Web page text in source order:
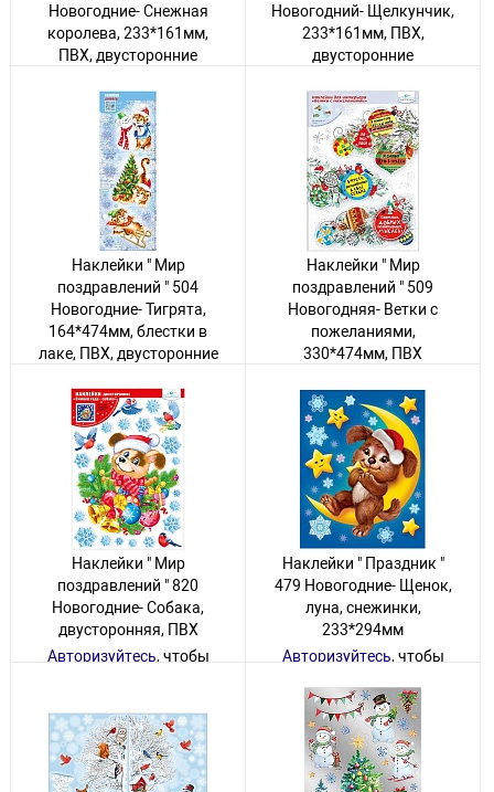
Новогодние- Снежная
королева, 233*161мм,
ПВХ, двусторонние
увидеть цену
60 товаров
Новогодний- Щелкунчик,
233*161мм, ПВХ,
двусторонние
увидеть цену
77 товаров
Наклейки " Мир
поздравлений " 504
Новогодние- Тигрята,
164*474мм, блестки в
лаке, ПВХ, двусторонние
увидеть цену
4 товара
Наклейки " Мир
поздравлений " 509
Новогодняя- Ветки с
пожеланиями,
330*474мм, ПВХ
увидеть цену
104 товара
Наклейки " Мир
поздравлений " 820
Новогодние- Собака,
двусторонняя, ПВХ
Авторизуйтесь, чтобы
5 товаров
Наклейки " Праздник "
479 Новогодние- Щенок,
луна, снежинки,
233*294мм
Авторизуйтесь, чтобы
130 товаров